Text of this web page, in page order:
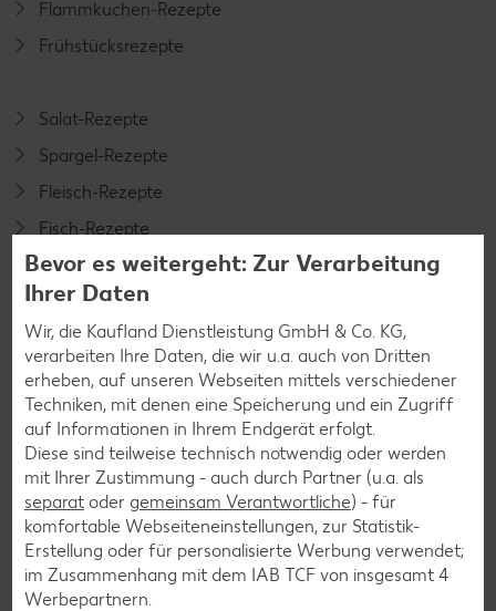
Flammkuchen-Rezepte
Frühstücksrezepte
Salat-Rezepte
Spargel-Rezepte
Fleisch-Rezepte
Fisch-Rezepte
Geflügel-Rezepte
Lamm-Rezepte
Grill-Rezepte
Muffin-Rezepte
Apfelkuchen-Rezepte
Schokokuchen-Rezepte
Torten-Rezepte
Eis-Rezepte
Pfannkuchen-Rezepte
Bevor es weitergeht: Zur Verarbeitung
Ihrer Daten
Wir, die Kaufland Dienstleistung GmbH & Co. KG,
verarbeiten Ihre Daten, die wir u.a. auch von Dritten
erheben, auf unseren Webseiten mittels verschiedener
Techniken, mit denen eine Speicherung und ein Zugriff
auf Informationen in Ihrem Endgerät erfolgt.
Diese sind teilweise technisch notwendig oder werden
mit Ihrer Zustimmung - auch durch Partner (u.a. als
separat oder gemeinsam Verantwortliche) - für
komfortable Webseiteneinstellungen, zur Statistik-
Erstellung oder für personalisierte Werbung verwendet;
im Zusammenhang mit dem IAB TCF von insgesamt 4
Werbepartnern.